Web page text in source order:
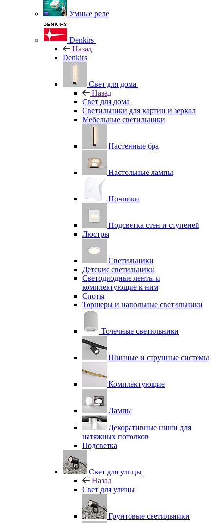
Умные реле
Denkirs
Назад
Denkirs
Свет для дома
Назад
Свет для дома
Светильники для картин и зеркал
Мебельные светильники
Настенные бра
Настольные лампы
Ночники
Подсветка стен и ступеней
Люстры
Светильники
Детские светильники
Светодиодные ленты и
комплектующие к ним
Споты
Торшеры и напольные светильники
Точечные светильники
Шинные и струнные системы
Комплектующие
Лампы
Декоративные ниши для
натяжных потолков
Подсветка
Свет для улицы
Назад
Свет для улицы
Грунтовые светильники